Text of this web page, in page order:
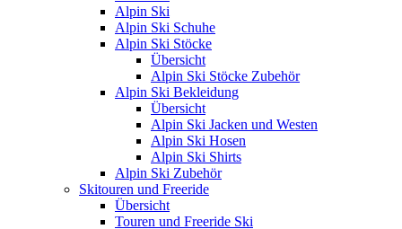
Alpin Ski
Alpin Ski Schuhe
Alpin Ski Stöcke
Übersicht
Alpin Ski Stöcke Zubehör
Alpin Ski Bekleidung
Übersicht
Alpin Ski Jacken und Westen
Alpin Ski Hosen
Alpin Ski Shirts
Alpin Ski Zubehör
Skitouren und Freeride
Übersicht
Touren und Freeride Ski